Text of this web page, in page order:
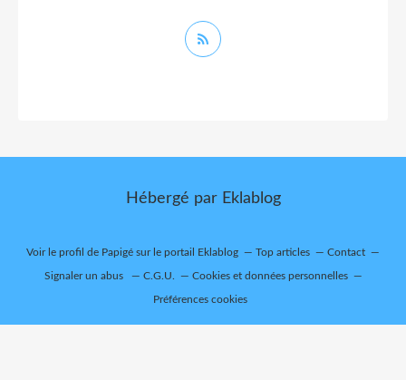
Hébergé par Eklablog
Voir le profil de Papigé sur le portail Eklablog Top articles Contact
Signaler un abus C.G.U. Cookies et données personnelles
Préférences cookies